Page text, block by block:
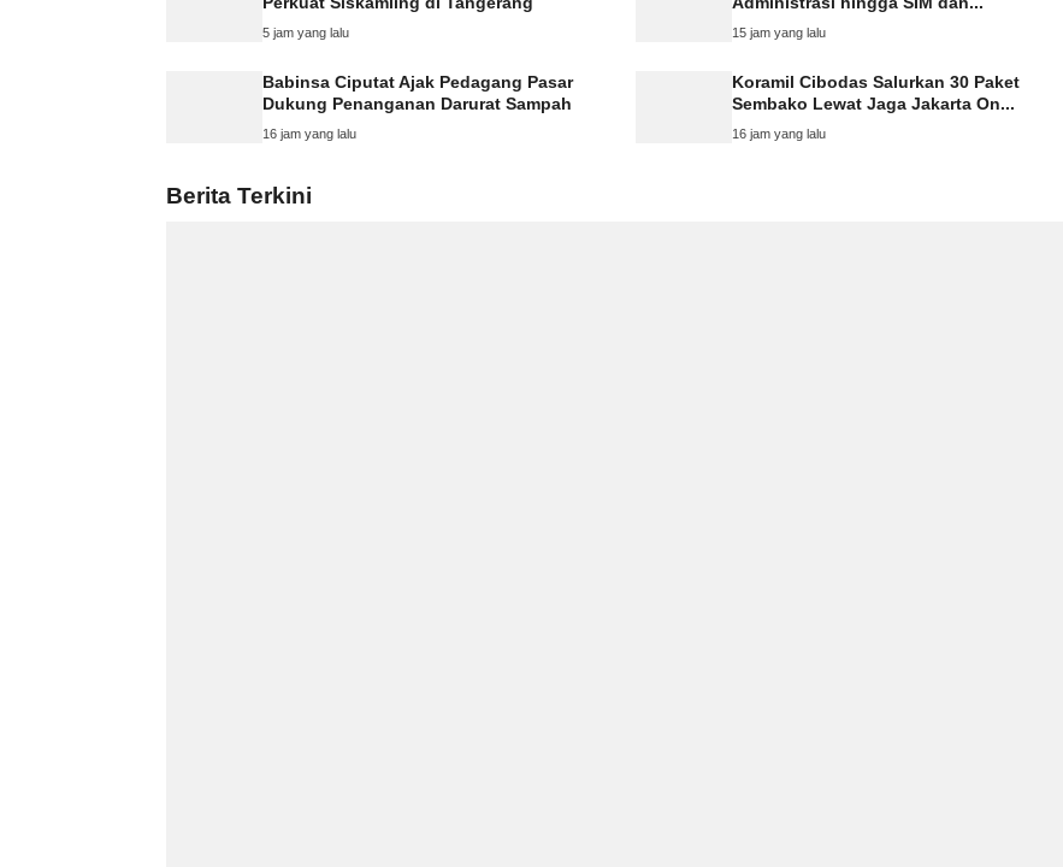
5 jam yang lalu 15 jam yang lalu
Babinsa Ciputat Ajak Pedagang Pasar
Dukung Penanganan Darurat Sampah
16 jam yang lalu
Koramil Cibodas Salurkan 30 Paket
Sembako Lewat Jaga Jakarta On...
16 jam yang lalu
Berita Terkini